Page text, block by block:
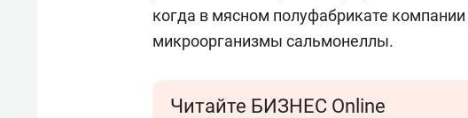
когда в мясном полуфабрикате компании
микроорганизмы сальмонеллы.
Читайте БИЗНЕС Online